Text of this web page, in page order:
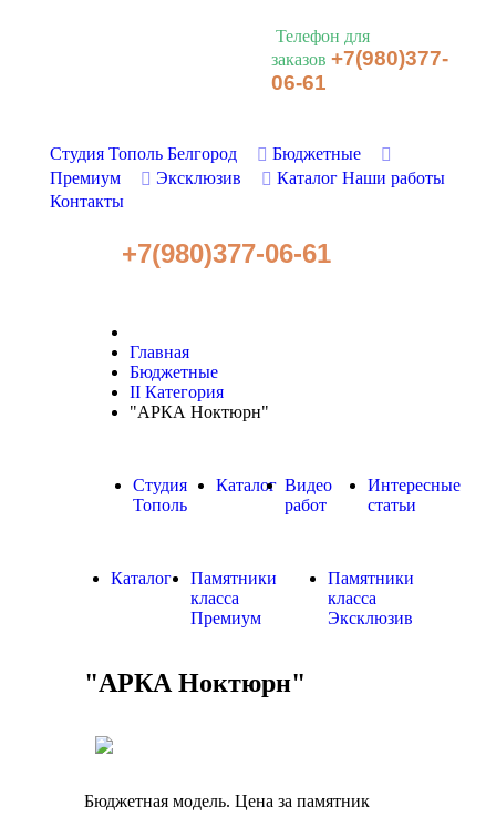
Телефон для
заказов +7(980)377-
06-61
Студия Тополь Белгород
Бюджетные
Премиум
Эксклюзив Каталог Наши работы
Контакты
+7(980)377-06-61
Главная
Бюджетные
II Категория
"АРКА Ноктюрн"
Студия
Тополь
Каталог Видео
работ
Интересные
статьи
Каталог
Памятники
класса
Премиум
Памятники
класса
Эксклюзив
"АРКА Ноктюрн"
Бюджетная модель. Цена за памятник